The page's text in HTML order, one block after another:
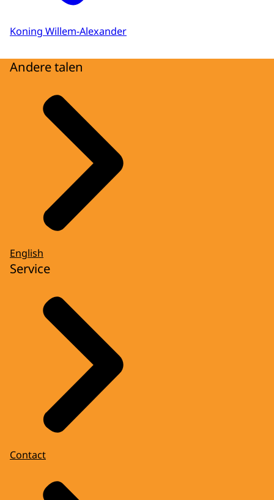
Koning Willem-Alexander
Andere talen
English
Service
Contact